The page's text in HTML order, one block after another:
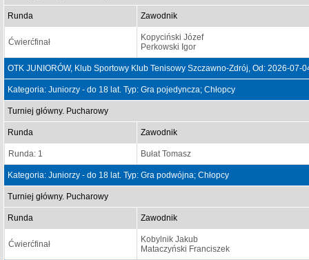
Runda Zawodnik
Ćwierćfinał
Kopyciński Józef
Perkowski Igor
OTK JUNIORÓW, Klub Sportowy Klub Tenisowy Szczawno-Zdrój, Od: 2026-07-
Kategoria: Juniorzy - do 18 lat. Typ: Gra pojedyncza; Chłopcy
Turniej główny. Pucharowy
Runda Zawodnik
Runda: 1 Bułat Tomasz
Kategoria: Juniorzy - do 18 lat. Typ: Gra podwójna; Chłopcy
Turniej główny. Pucharowy
Runda Zawodnik
Ćwierćfinał
Kobylnik Jakub
Mataczyński Franciszek